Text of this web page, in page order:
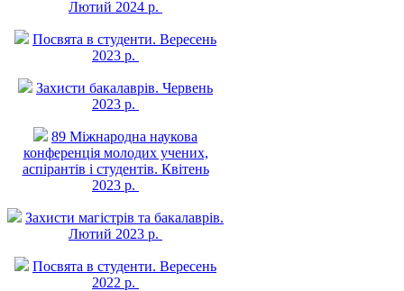
Лютий 2024 р.
Посвята в студенти. Вересень
2023 р.
Захисти бакалаврів. Червень
2023 р.
89 Міжнародна наукова
конференція молодих учених,
аспірантів і студентів. Квітень
2023 р.
Захисти магістрів та бакалаврів.
Лютий 2023 р.
Посвята в студенти. Вересень
2022 р.